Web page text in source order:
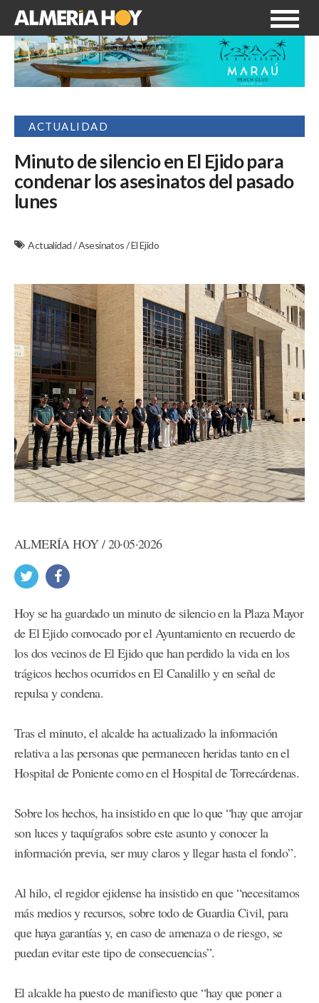
ACTUALIDAD
Minuto de silencio en El Ejido para
condenar los asesinatos del pasado
lunes
Actualidad/Asesinatos/El Ejido
ALMERÍA HOY / 20·05·2026
Hoy se ha guardado un minuto de silencio en la Plaza Mayor
de El Ejido convocado por el Ayuntamiento en recuerdo de
los dos vecinos de El Ejido que han perdido la vida en los
trágicos hechos ocurridos en El Canalillo y en señal de
repulsa y condena.
Tras el minuto, el alcalde ha actualizado la información
relativa a las personas que permanecen heridas tanto en el
Hospital de Poniente como en el Hospital de Torrecárdenas.
Sobre los hechos, ha insistido en que lo que “hay que arrojar
son luces y taquígrafos sobre este asunto y conocer la
información previa, ser muy claros y llegar hasta el fondo”.
Al hilo, el regidor ejidense ha insistido en que “necesitamos
más medios y recursos, sobre todo de Guardia Civil, para
que haya garantías y, en caso de amenaza o de riesgo, se
puedan evitar este tipo de consecuencias”.
El alcalde ha puesto de manifiesto que “hay que poner a